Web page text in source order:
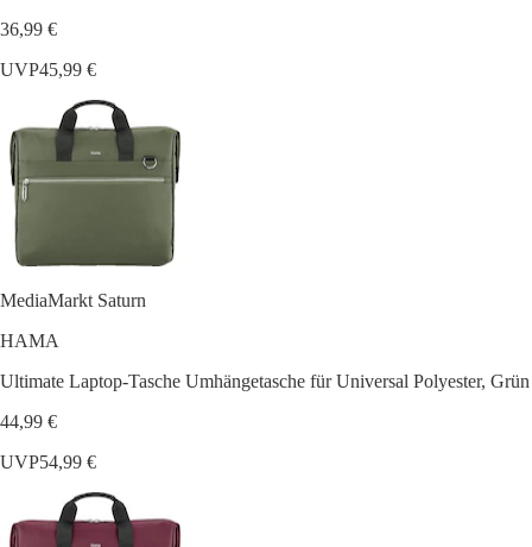
36,99 €
UVP45,99 €
MediaMarkt Saturn
HAMA
Ultimate Laptop-Tasche Umhängetasche für Universal Polyester, Grün
44,99 €
UVP54,99 €